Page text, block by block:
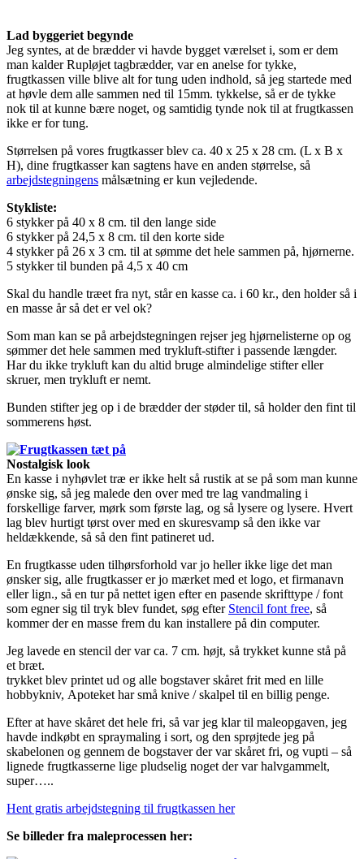
Lad byggeriet begynde
Jeg syntes, at de brædder vi havde bygget værelset i, som er dem
man kalder Rupløjet tagbrædder, var en anelse for tykke,
frugtkassen ville blive alt for tung uden indhold, så jeg startede med
at høvle dem alle sammen ned til 15mm. tykkelse, så er de tykke
nok til at kunne bære noget, og samtidig tynde nok til at frugtkassen
ikke er for tung.
Størrelsen på vores frugtkasser blev ca. 40 x 25 x 28 cm. (L x B x
H), dine frugtkasser kan sagtens have en anden størrelse, så
arbejdstegningens målsætning er kun vejledende.
Stykliste:
6 stykker på 40 x 8 cm. til den lange side
6 stykker på 24,5 x 8 cm. til den korte side
4 stykker på 26 x 3 cm. til at sømme det hele sammen på, hjørnerne.
5 stykker til bunden på 4,5 x 40 cm
Skal du handle træet fra nyt, står en kasse ca. i 60 kr., den holder så i
en masse år så det er vel ok?
Som man kan se på arbejdstegningen rejser jeg hjørnelisterne op og
sømmer det hele sammen med trykluft-stifter i passende længder.
Har du ikke trykluft kan du altid bruge almindelige stifter eller
skruer, men trykluft er nemt.
Bunden stifter jeg op i de brædder der støder til, så holder den fint til
sommerens høst.
Nostalgisk look
En kasse i nyhøvlet træ er ikke helt så rustik at se på som man kunne
ønske sig, så jeg malede den over med tre lag vandmaling i
forskellige farver, mørk som første lag, og så lysere og lysere. Hvert
lag blev hurtigt tørst over med en skuresvamp så den ikke var
heldækkende, så så den fint patineret ud.
En frugtkasse uden tilhørsforhold var jo heller ikke lige det man
ønsker sig, alle frugtkasser er jo mærket med et logo, et firmanavn
eller lign., så en tur på nettet igen efter en pasende skrifttype / font
som egner sig til tryk blev fundet, søg efter Stencil font free, så
kommer der en masse frem du kan installere på din computer.
Jeg lavede en stencil der var ca. 7 cm. højt, så trykket kunne stå på
et bræt.
trykket blev printet ud og alle bogstaver skåret frit med en lille
hobbykniv, Apoteket har små knive / skalpel til en billig penge.
Efter at have skåret det hele fri, så var jeg klar til maleopgaven, jeg
havde indkøbt en spraymaling i sort, og den sprøjtede jeg på
skabelonen og gennem de bogstaver der var skåret fri, og vupti – så
lignede frugtkasserne lige pludselig noget der var halvgammelt,
super…..
Hent gratis arbejdstegning til frugtkassen her
Se billeder fra maleprocessen her: